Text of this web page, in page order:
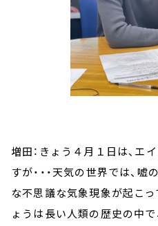
増田：きょう４月１日は、エ
すが・・・天気の世界では、
な不思議な気象現象が起こっ
ょうは長い人類の歴史の中で